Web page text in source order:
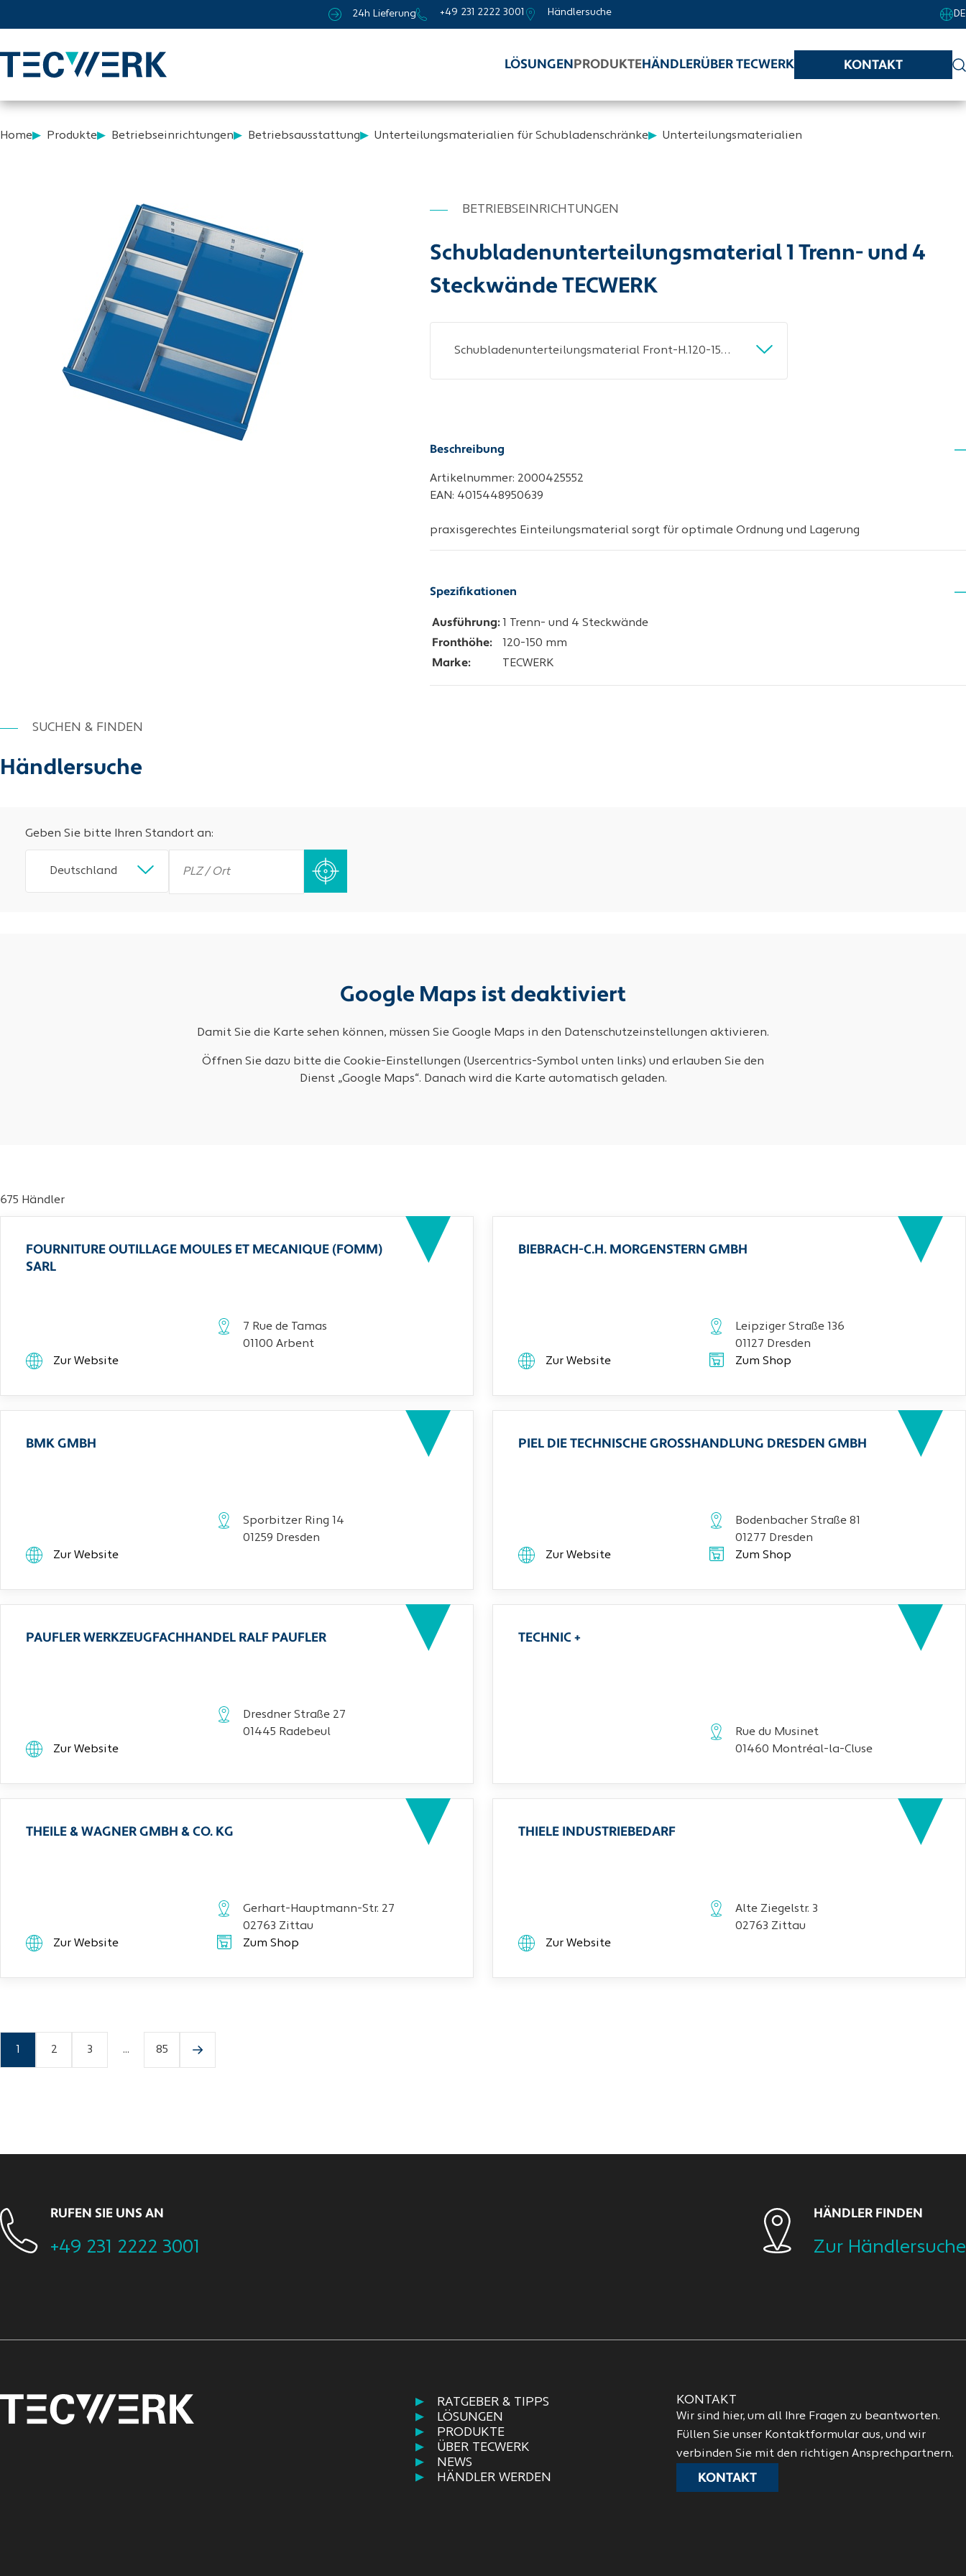
24h Lieferung +49 231 2222 3001 Händlersuche DE
LÖSUNGEN PRODUKTEHÄNDLERÜBER TECWERK KONTAKT
Home Produkte Betriebseinrichtungen Betriebsausstattung Unterteilungsmaterialien für Schubladenschränke Unterteilungsmaterialien
BETRIEBSEINRICHTUNGEN
Schubladenunterteilungsmaterial 1 Trenn- und 4
Steckwände TECWERK
Schubladenunterteilungsmaterial Front-H.120-150mm 1 Trenn- u.4 Steckw.TECWERK
Beschreibung
Artikelnummer: 2000425552
EAN: 4015448950639
praxisgerechtes Einteilungsmaterial sorgt für optimale Ordnung und Lagerung
Spezifikationen
Ausführung:
1 Trenn- und 4 Steckwände
Fronthöhe:
120-150 mm
Marke:
TECWERK
SUCHEN & FINDEN
Händlersuche
Geben Sie bitte Ihren Standort an:
Deutschland
Google Maps ist deaktiviert
Damit Sie die Karte sehen können, müssen Sie Google Maps in den Datenschutzeinstellungen aktivieren.
Öffnen Sie dazu bitte die Cookie-Einstellungen (Usercentrics-Symbol unten links) und erlauben Sie den
Dienst „Google Maps“. Danach wird die Karte automatisch geladen.
675 Händler
FOURNITURE OUTILLAGE MOULES ET MECANIQUE (FOMM)
SARL
7 Rue de Tamas
01100 Arbent
Zur Website
BIEBRACH-C.H. MORGENSTERN GMBH
Leipziger Straße 136
01127 Dresden
Zur Website
Zum Shop
BMK GMBH
Sporbitzer Ring 14
01259 Dresden
Zur Website
PIEL DIE TECHNISCHE GROSSHANDLUNG DRESDEN GMBH
Bodenbacher Straße 81
01277 Dresden
Zur Website
Zum Shop
PAUFLER WERKZEUGFACHHANDEL RALF PAUFLER
Dresdner Straße 27
01445 Radebeul
Zur Website
TECHNIC +
Rue du Musinet
01460 Montréal-la-Cluse
THEILE & WAGNER GMBH & CO. KG
Gerhart-Hauptmann-Str. 27
02763 Zittau
Zur Website
Zum Shop
THIELE INDUSTRIEBEDARF
Alte Ziegelstr. 3
02763 Zittau
Zur Website
2 3 ... 85
RUFEN SIE UNS AN
+49 231 2222 3001
HÄNDLER FINDEN
Zur Händlersuche
RATGEBER & TIPPS
LÖSUNGEN
PRODUKTE
ÜBER TECWERK
NEWS
HÄNDLER WERDEN
KONTAKT
Wir sind hier, um all Ihre Fragen zu beantworten.
Füllen Sie unser Kontaktformular aus, und wir
verbinden Sie mit den richtigen Ansprechpartnern.
KONTAKT